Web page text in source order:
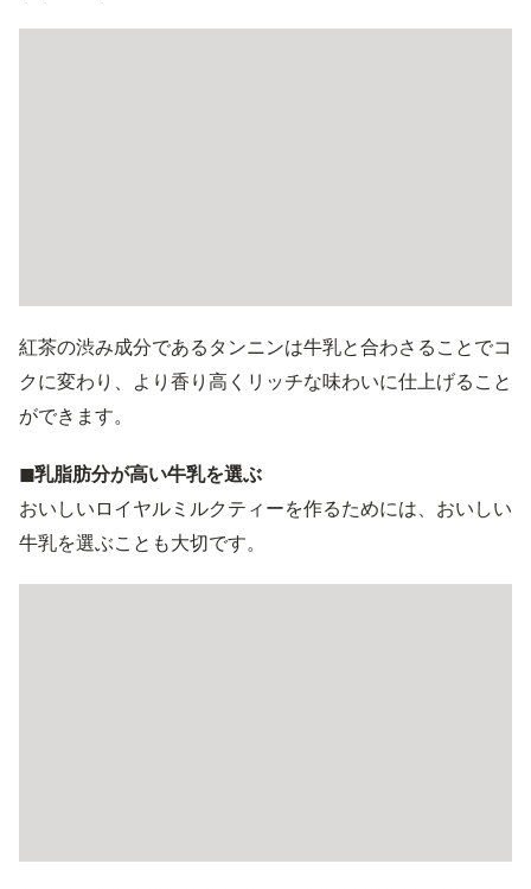
紅茶の渋み成分であるタンニンは牛乳と合わさることでコ
クに変わり、より香り高くリッチな味わいに仕上げること
ができます。
◼︎乳脂肪分が高い牛乳を選ぶ
おいしいロイヤルミルクティーを作るためには、おいしい
牛乳を選ぶことも大切です。